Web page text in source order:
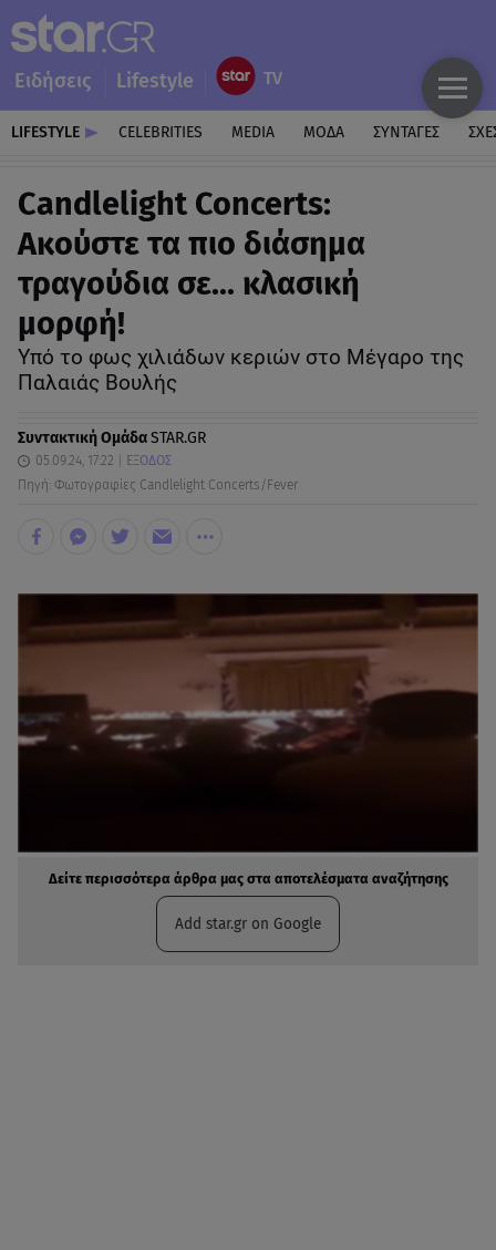
Ειδήσεις Lifestyle
LIFESTYLE CELEBRITIES MEDIA ΜΟΔΑ ΣΥΝΤΑΓΕΣ
Candlelight Concerts:
Ακούστε τα πιο διάσημα
τραγούδια σε... κλασική
μορφή!
Υπό το φως χιλιάδων κεριών στο Μέγαρο της
Παλαιάς Βουλής
Συντακτική ΟμάδαSTAR.GR
05.09.24, 17:22
ΕΞΟΔΟΣ
Πηγή: Φωτογραφίες Candlelight Concerts/Fever
Δείτε περισσότερα άρθρα μας στα αποτελέσματα αναζήτησης
Add star.gr on Google